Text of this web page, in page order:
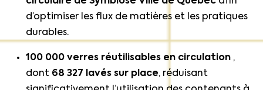
d’optimiser les flux de matières et les pratiques
durables.
100 000 verres réutilisables en circulation ,
dont 68 327 lavés sur place, réduisant